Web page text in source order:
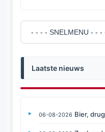
Laatste nieuws
06-08-2026 Bier,